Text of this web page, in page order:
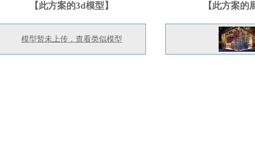
【此方案的3d模型】
模型暂未上传，查看类似模型
【此方案的